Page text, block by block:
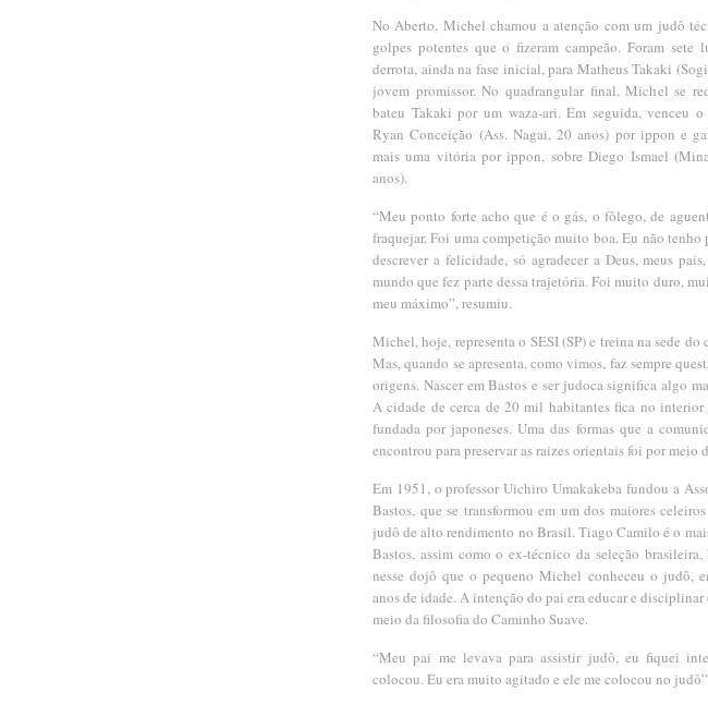
No Aberto, Michel chamou a atenção com um judô
golpes potentes que o fizeram campeão. Foram sete
derrota, ainda na fase inicial, para Matheus Takaki
jovem promissor. No quadrangular final, Michel se
bateu Takaki por um waza-ari. Em seguida, venceu
Ryan Conceição (Ass. Nagai, 20 anos) por ippon e
mais uma vitória por ippon, sobre Diego Ismael
anos).
“Meu ponto forte acho que é o gás, o fôlego, de
fraquejar. Foi uma competição muito boa. Eu não tenho
descrever a felicidade, só agradecer a Deus, meus
mundo que fez parte dessa trajetória. Foi muito duro,
meu máximo”, resumiu.
Michel, hoje, representa o SESI (SP) e treina na sede do
Mas, quando se apresenta, como vimos, faz sempre
origens. Nascer em Bastos e ser judoca significa algo
A cidade de cerca de 20 mil habitantes fica no interior
fundada por japoneses. Uma das formas que a
encontrou para preservar as raizes orientais foi por meio
Em 1951, o professor Uichiro Umakakeba fundou a
Bastos, que se transformou em um dos maiores
judô de alto rendimento no Brasil. Tiago Camilo é o
Bastos, assim como o ex-técnico da seleção
nesse dojô que o pequeno Michel conheceu o judô,
anos de idade. A intenção do pai era educar e
meio da filosofia do Caminho Suave.
“Meu pai me levava para assistir judô, eu fiquei
colocou. Eu era muito agitado e ele me colocou no